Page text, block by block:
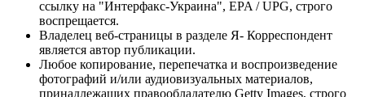
ссылку на "Интерфакс-Украина", EPA / UPG, строго
воспрещается.
Владелец веб-страницы в разделе Я- Корреспондент
является автор публикации.
Любое копирование, перепечатка и воспроизведение
фотографий и/или аудиовизуальных материалов,
принадлежащих правообладателю Getty Images, строго